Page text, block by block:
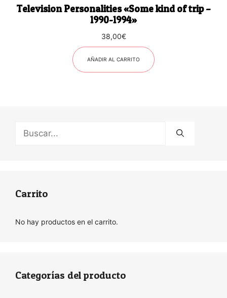
Television Personalities «Some kind of trip –
1990-1994»
38,00€
AÑADIR AL CARRITO
Carrito
No hay productos en el carrito.
Categorías del producto